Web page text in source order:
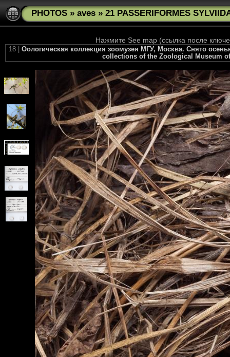
PHOTOS » aves » 21 PASSERIFORMES
Нажмите See map (ссылка после
18 | Оологическая коллекция зоомузея МГУ, Москва. Снято
collections of the Zoological Museum